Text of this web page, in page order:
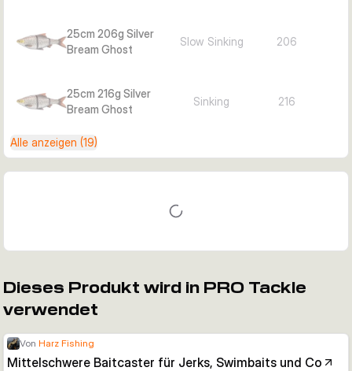
25cm 206g Silver
Bream Ghost
Slow Sinking 206
25cm 216g Silver
Bream Ghost
Sinking 216
Alle anzeigen (19)
Dieses Produkt wird in PRO Tackle
verwendet
Von Harz Fishing
Mittelschwere Baitcaster für Jerks, Swimbaits und Co